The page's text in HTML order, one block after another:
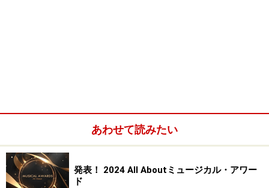
あわせて読みたい
発表！ 2024 All Aboutミュージカル・アワー
ド